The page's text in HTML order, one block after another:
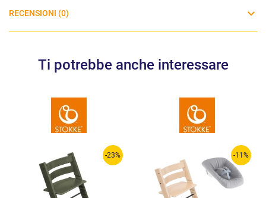
RECENSIONI (0)
Ti potrebbe anche interessare
-23% -11%